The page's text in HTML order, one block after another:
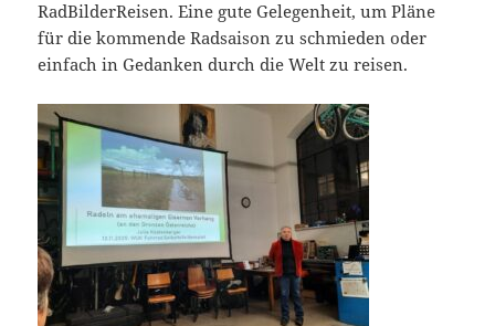
RadBilderReisen. Eine gute Gelegenheit, um Pläne
für die kommende Radsaison zu schmieden oder
einfach in Gedanken durch die Welt zu reisen.